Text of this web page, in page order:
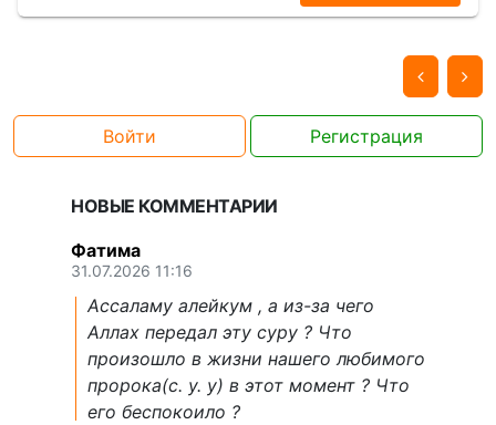
Войти Регистрация
НОВЫЕ КОММЕНТАРИИ
Фатима
31.07.2026 11:16
Ассаламу алейкум , а из-за чего
Аллах передал эту суру ? Что
произошло в жизни нашего любимого
пророка(с. у. у) в этот момент ? Что
его беспокоило ?